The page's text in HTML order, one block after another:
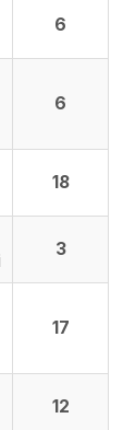
6
6
18
3
17
12